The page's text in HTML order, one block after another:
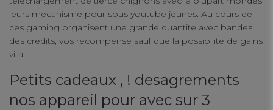
leurs mecanisme pour sous youtube jeunes. Au cours de
ces gaming organisent une grande quantite avec bandes
des credits, vos recompense sauf que la possibilite de gains
vital
Petits cadeaux , ! desagrements
nos appareil pour avec sur 3